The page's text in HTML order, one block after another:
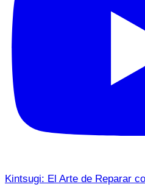
Kintsugi: El Arte de Reparar